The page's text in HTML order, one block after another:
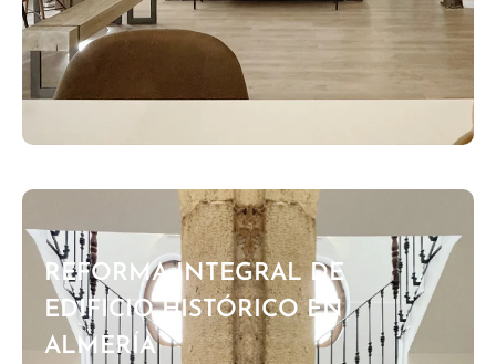
REFORMA INTEGRAL DE
EDIFICIO HISTÓRICO EN
ALMERÍA